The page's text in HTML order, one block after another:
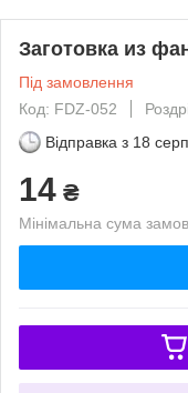
Заготовка из
Під замовлення
Код: FDZ-052
Відправка з 18
14 ₴
Мінімальна сума